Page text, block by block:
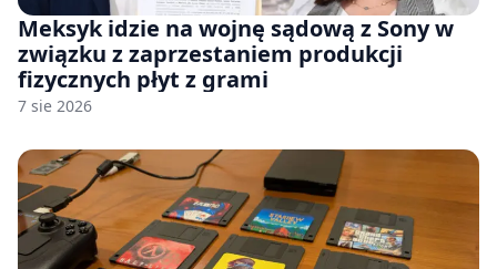
Meksyk idzie na wojnę sądową z Sony w
związku z zaprzestaniem produkcji
fizycznych płyt z grami
7 sie 2026